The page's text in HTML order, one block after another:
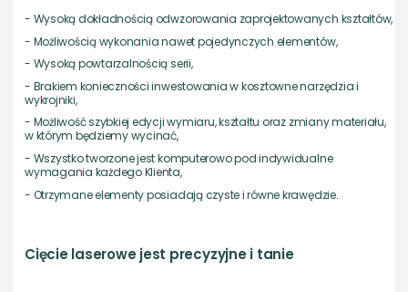
- Wysoką dokładnością odwzorowania zaprojektowanych kształtów,
- Możliwością wykonania nawet pojedynczych elementów,
- Wysoką powtarzalnością serii,
- Brakiem konieczności inwestowania w kosztowne narzędzia i
wykrojniki,
- Możliwość szybkiej edycji wymiaru, kształtu oraz zmiany materiału,
w którym będziemy wycinać,
- Wszystko tworzone jest komputerowo pod indywidualne
wymagania każdego Klienta,
- Otrzymane elementy posiadają czyste i równe krawędzie.
Cięcie laserowe jest precyzyjne i tanie